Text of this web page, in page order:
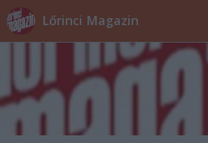
Lőrinci Magazin